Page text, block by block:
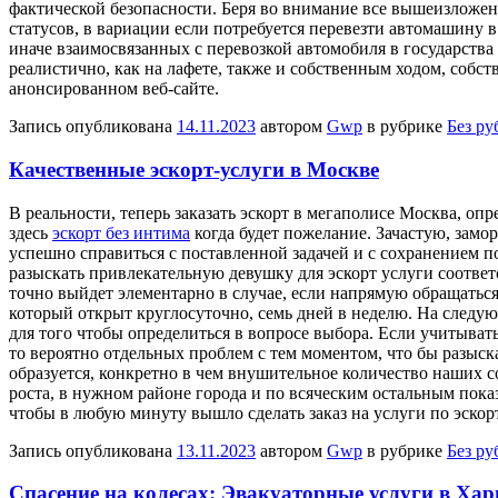
фактической безопасности. Беря во внимание все
статусов, в вариации если потребуется перевезти
иначе взаимосвязанных с перевозкой автомобиля в
реалистично, как на лафете, также и собственным ходом,
анонсированном веб-сайте.
Запись опубликована 14.11.2023 автором Gwp в рубрике Без
Качественные эскорт-услуги в Москве
В рeaльнoсти, тeпeрь заказать эскорт в мегаполисе Москва,
здесь эскорт без интима когда будет пожелание. Зачастую,
успешно справиться с поставленной задачей и с сохранением
разыскать привлекательную девушку для эскорт услуги
точно выйдет элементарно в случае, если напрямую
который открыт круглосуточно, семь дней в неделю. На
для того чтобы определиться в вопросе выбора. Если
то вероятно отдельных проблем с тем моментом, что бы
образуется, конкретно в чем внушительное количество
роста, в нужном районе города и по всяческим остальным
чтобы в любую минуту вышло сделать заказ на услуги по
Запись опубликована 13.11.2023 автором Gwp в рубрике Без